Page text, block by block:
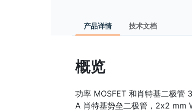
产品详情 技术文档
概览
功率 MOSFET 和肖特基二极
A 肖特基势垒二极管，2x2 mm